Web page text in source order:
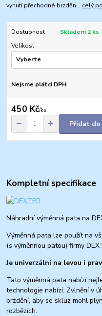
vynutí přechodné brzděn... celý
Dostupnost
Skladem 2 ks
Velikost
Nejsme plátci DPH
450 Kč/ks
Přidat do
Kompletní specifikace
Náhradní výměnná pata na
Výměnná pata lze použít na
(s výměnnou patou) firmy
Je univerzální na levou i
Tato výměnná pata nabízí
technologie nabízí. Zvlnění v
brzdění, aby se skluz mohl
rozbězích.